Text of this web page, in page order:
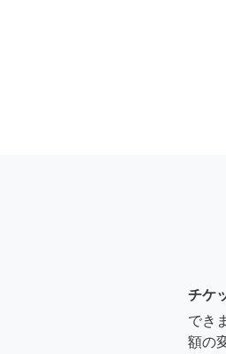
チケ
でき
額の